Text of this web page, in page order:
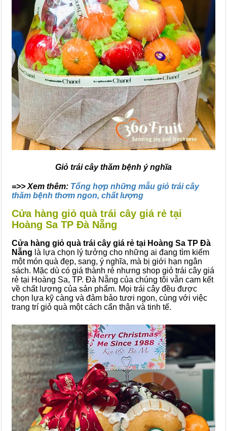
Giỏ trái cây thăm bệnh ý nghĩa
=>> Xem thêm: Tổng hợp những mẫu giỏ trái cây
thăm bệnh thơm ngon, chất lượng
Cửa hàng giỏ quà trái cây giá rẻ tại
Hoàng Sa TP Đà Nẵng
Cửa hàng giỏ quà trái cây giá rẻ tại Hoàng Sa TP Đà
Nẵng là lựa chọn lý tưởng cho những ai đang tìm kiếm
một món quà đẹp, sang, ý nghĩa, mà bị giới hạn ngân
sách. Mặc dù có giá thành rẻ nhưng shop giỏ trái cây giá
rẻ tại Hoàng Sa, TP. Đà Nẵng của chúng tôi vẫn cam kết
về chất lượng của sản phẩm. Mọi trái cây đều được
chọn lựa kỹ càng và đảm bảo tươi ngon, cùng với việc
trang trí giỏ quà một cách cẩn thận và tinh tế.